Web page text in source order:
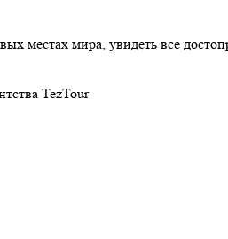
местах мира, увидеть все
TezTour